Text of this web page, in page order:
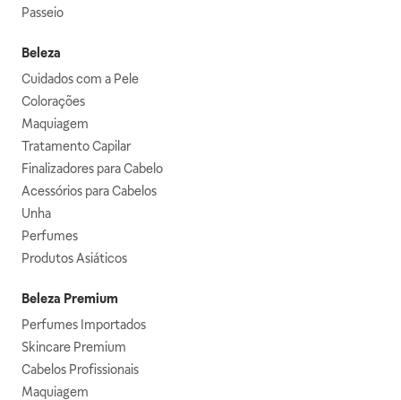
Passeio
Beleza
Cuidados com a Pele
Colorações
Maquiagem
Tratamento Capilar
Finalizadores para Cabelo
Acessórios para Cabelos
Unha
Perfumes
Produtos Asiáticos
Beleza Premium
Perfumes Importados
Skincare Premium
Cabelos Profissionais
Maquiagem